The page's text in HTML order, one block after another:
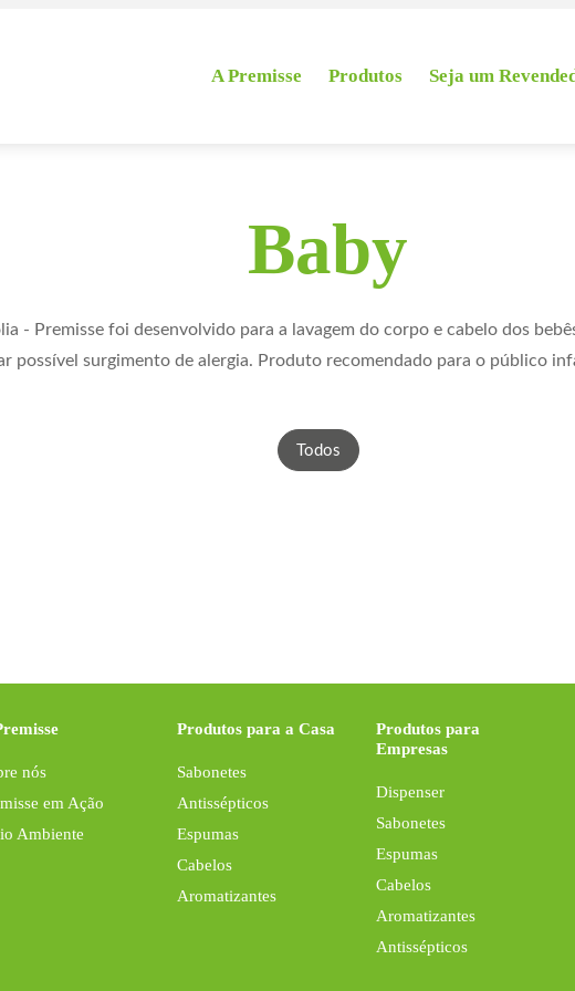
A Premisse Produtos Seja um
Baby
- Premisse foi desenvolvido para a lavagem do corpo e cabelo dos
possível surgimento de alergia. Produto recomendado para o público
Todos
nós
em Ação
Ambiente
Produtos para a Casa
Sabonetes
Antissépticos
Espumas
Cabelos
Aromatizantes
Produtos para
Empresas
Dispenser
Sabonetes
Espumas
Cabelos
Aromatizantes
Antissépticos